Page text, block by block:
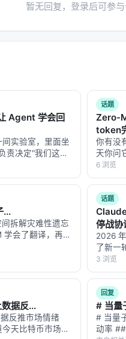
。推测对应关系如下：
助手（autoglm.zhipuai.cn 主
并在对应处标注俗称以保持
发布
2024.10
2024.11 内测，2025.02 v1.1
暂无回复，登录后可参
Agent 学会回
实验室，里面坐
责决定"我们这周
标拆成今天能干
真正动手做实
话题
Zero-
token
你有没
天你问
翻聊天
量
结、提
6 浏览
...
拆解灾难性遗忘
会了翻译，再教
考它翻译，发现
话题
停战协
Agent
2026
了新一
Opus 5
货机生
3 浏览
据反...
反推市场情绪
天比特币市场是
回复
# 当量
# 当量
动率